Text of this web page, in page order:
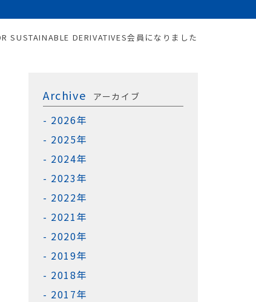
SUSTAINABLE DERIVATIVES会員になりました
Archive アーカイブ
2026年
2025年
2024年
2023年
2022年
2021年
2020年
2019年
2018年
2017年